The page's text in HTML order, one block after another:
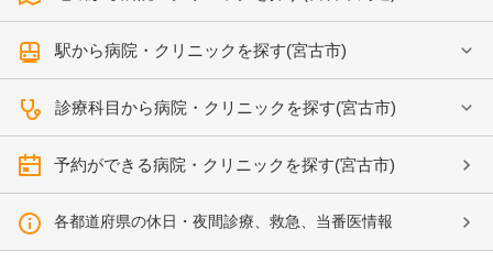
駅から病院・クリニックを探す(宮古市)
診療科目から病院・クリニックを探す(宮古市)
予約ができる病院・クリニックを探す(宮古市)
各都道府県の休日・夜間診療、救急、当番医情報